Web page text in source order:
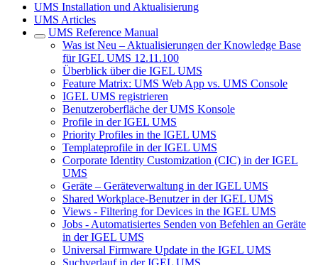
UMS Installation und Aktualisierung
UMS Articles
UMS Reference Manual
Was ist Neu – Aktualisierungen der Knowledge Base
für IGEL UMS 12.11.100
Überblick über die IGEL UMS
Feature Matrix: UMS Web App vs. UMS Console
IGEL UMS registrieren
Benutzeroberfläche der UMS Konsole
Profile in der IGEL UMS
Priority Profiles in the IGEL UMS
Templateprofile in der IGEL UMS
Corporate Identity Customization (CIC) in der IGEL
UMS
Geräte – Geräteverwaltung in der IGEL UMS
Shared Workplace-Benutzer in der IGEL UMS
Views - Filtering for Devices in the IGEL UMS
Jobs - Automatisiertes Senden von Befehlen an Geräte
in der IGEL UMS
Universal Firmware Update in the IGEL UMS
Suchverlauf in der IGEL UMS